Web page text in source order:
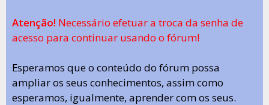
Atenção! Necessário efetuar a troca da senha de
acesso para continuar usando o fórum!
Esperamos que o conteúdo do fórum possa
ampliar os seus conhecimentos, assim como
esperamos, igualmente, aprender com os seus.